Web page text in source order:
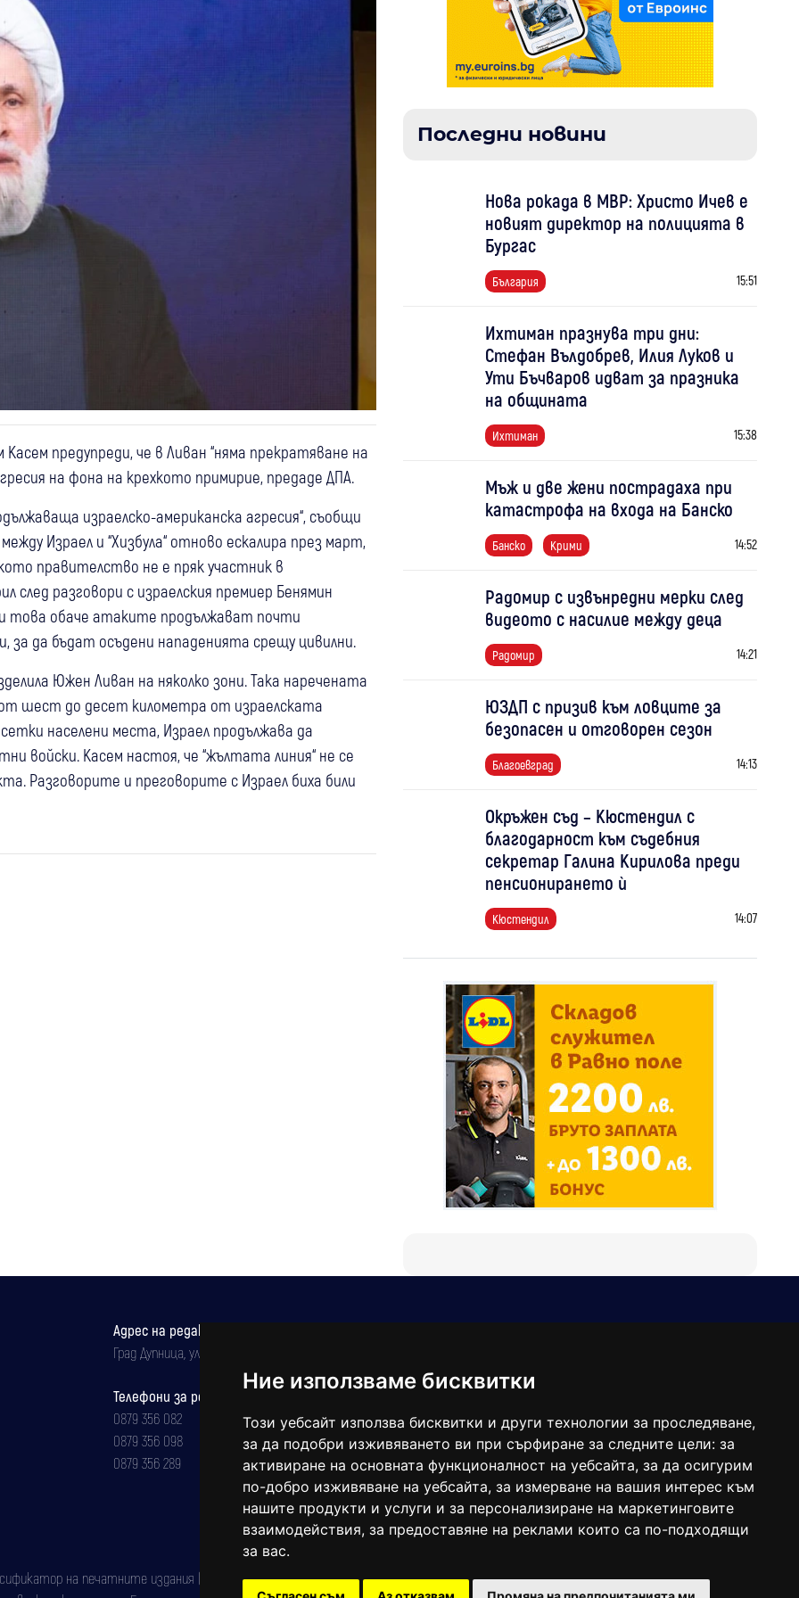
Ние използваме бисквитки
Този уебсайт използва бисквитки и други технологии за проследяване,
за да подобри изживяването ви при сърфиране за следните цели: за
активиране на основната функционалност на уебсайта, за да осигурим
по-добро изживяване на уебсайта, за измерване на вашия интерес към
нашите продукти и услуги и за персонализиране на маркетинговите
взаимодействия, за предоставяне на реклами които са по-подходящи
за вас.
предупреди, че в Ливан “няма прекратяване на
на фона на крехкото примирие, предаде ДПА.
израелско-американска агресия“, съобщи
Израел и “Хизбула“ отново ескалира през март,
правителство не е пряк участник в
след разговори с израелския премиер Бенямин
това обаче атаките продължават почти
за да бъдат осъдени нападенията срещу цивилни.
Южен Ливан на няколко зони. Така наречената
от шест до десет километра от израелската
населени места, Израел продължава да
войски. Касем настоя, че “жълтата линия“ не се
Разговорите и преговорите с Израел биха били
Кметът на Банско: Няма данни за
Последни новини
Нова рокада в МВР: Христо Ичев е
новият директор на полицията в
Бургас
България 15:51
Ихтиман празнува три дни:
Стефан Вълдобрев, Илия Луков и
Ути Бъчваров идват за празника
на общината
Ихтиман 15:38
Мъж и две жени пострадаха при
катастрофа на входа на Банско
Банско Крими 14:52
Радомир с извънредни мерки след
видеото с насилие между деца
Радомир 14:21
ЮЗДП с призив към ловците за
безопасен и отговорен сезон
Благоевград 14:13
Окръжен съд – Кюстендил с
благодарност към съдебния
секретар Галина Кирилова преди
пенсионирането ѝ
Кюстендил 14:07
Адрес на редакцията
Град Дупница, ул.''Христо Ботев" 43
Телефони за реклама и абонаменти
0879 356 082
0879 356 098
0879 356 289
balgarkanews@gmail.com
на печатните издания (Българска национална агенция за ISSN) под номер: ISSN 1312-4722.